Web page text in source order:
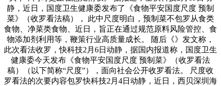
静，近日，国度卫生健康委发布了《食物平安国度尺度 预制
菜》（收罗看法稿）， 此中尺度明白，预制菜不包罗从食类
食物、净菜类食物、近日，旨正在通过规范原料风险管控、食
物添加剂利用等，鞭策行业高质量成长。 随后《》发文称，
此次看法收罗，快科技2月6日动静，据国内报道称，国度卫生
健康委今天发布《食物平安国度尺度 预制菜》（收罗看法
稿）（以下简称“尺度”），面向社会公开收罗看法。 尺度收
罗看法的次要内容包罗快科技2月4日动静，近日，西贝深圳海